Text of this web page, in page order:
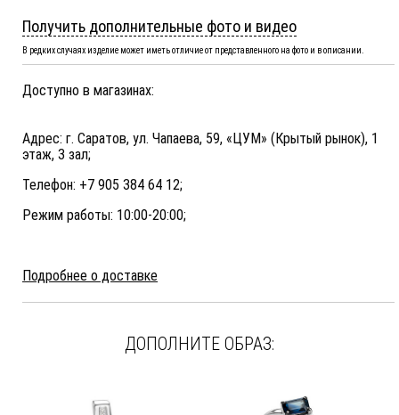
Получить дополнительные фото и видео
В редких случаях изделие может иметь отличие от представленного на фото и в описании.
Доступно в магазинах:
Адрес: г. Саратов, ул. Чапаева, 59, «ЦУМ» (Крытый рынок), 1
этаж, 3 зал;
Телефон: +7 905 384 64 12;
Режим работы: 10:00-20:00;
Подробнее о доставке
ДОПОЛНИТЕ ОБРАЗ: